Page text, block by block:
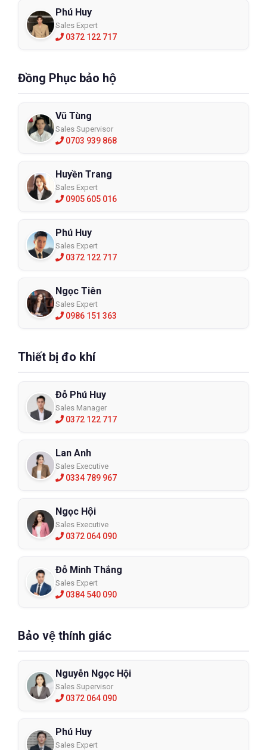
Phú Huy
Sales Expert
0372 122 717
Đồng Phục bảo hộ
Vũ Tùng
Sales Supervisor
0703 939 868
Huyền Trang
Sales Expert
0905 605 016
Phú Huy
Sales Expert
0372 122 717
Ngọc Tiên
Sales Expert
0986 151 363
Thiết bị đo khí
Đỗ Phú Huy
Sales Manager
0372 122 717
Lan Anh
Sales Executive
0334 789 967
Ngọc Hội
Sales Executive
0372 064 090
Đỗ Minh Thắng
Sales Expert
0384 540 090
Bảo vệ thính giác
Nguyễn Ngọc Hội
Sales Supervisor
0372 064 090
Phú Huy
Sales Expert